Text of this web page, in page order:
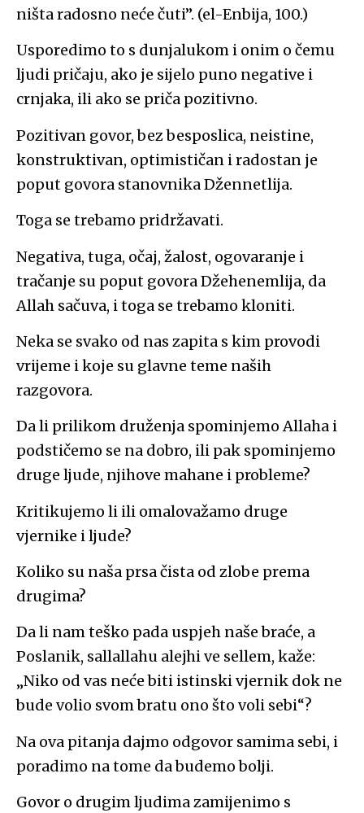
ništa radosno neće čuti”. (el-Enbija, 100.)
Usporedimo to s dunjalukom i onim o čemu
ljudi pričaju, ako je sijelo puno negative i
crnjaka, ili ako se priča pozitivno.
Pozitivan govor, bez besposlica, neistine,
konstruktivan, optimističan i radostan je
poput govora stanovnika Džennetlija.
Toga se trebamo pridržavati.
Negativa, tuga, očaj, žalost, ogovaranje i
tračanje su poput govora Džehenemlija, da
Allah sačuva, i toga se trebamo kloniti.
Neka se svako od nas zapita s kim provodi
vrijeme i koje su glavne teme naših
razgovora.
Da li prilikom druženja spominjemo Allaha i
podstičemo se na dobro, ili pak spominjemo
druge ljude, njihove mahane i probleme?
Kritikujemo li ili omalovažamo druge
vjernike i ljude?
Koliko su naša prsa čista od zlobe prema
drugima?
Da li nam teško pada uspjeh naše braće, a
Poslanik, sallallahu alejhi ve sellem, kaže:
„Niko od vas neće biti istinski vjernik dok ne
bude volio svom bratu ono što voli sebi“?
Na ova pitanja dajmo odgovor samima sebi, i
poradimo na tome da budemo bolji.
Govor o drugim ljudima zamijenimo s